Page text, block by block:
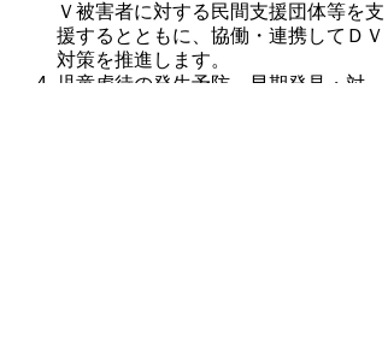
Ｖ被害者に対する民間支援団体等を支
援するとともに、協働・連携してＤＶ
対策を推進します。
児童虐待の発生予防、早期発見・対